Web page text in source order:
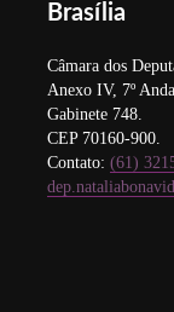
Brasília
Câmara dos
Anexo IV, 7º
Gabinete 748.
CEP 70160-900.
Contato: (61)